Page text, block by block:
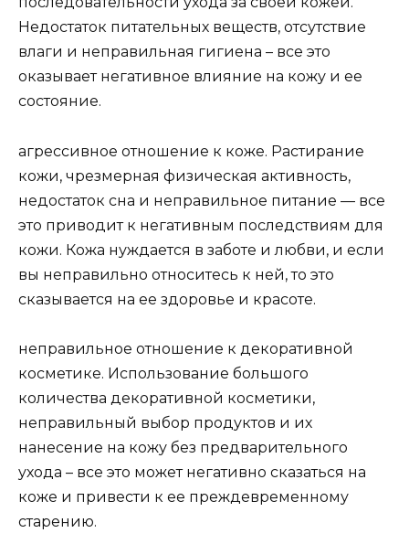
Недостаток питательных веществ, отсутствие
влаги и неправильная гигиена – все это
оказывает негативное влияние на кожу и ее
состояние.
агрессивное отношение к коже. Растирание
кожи, чрезмерная физическая активность,
недостаток сна и неправильное питание — все
это приводит к негативным последствиям для
кожи. Кожа нуждается в заботе и любви, и если
вы неправильно относитесь к ней, то это
сказывается на ее здоровье и красоте.
неправильное отношение к декоративной
косметике. Использование большого
количества декоративной косметики,
неправильный выбор продуктов и их
нанесение на кожу без предварительного
ухода – все это может негативно сказаться на
коже и привести к ее преждевременному
старению.